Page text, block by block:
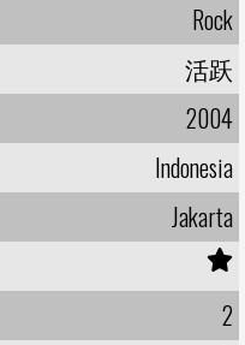
Rock
活跃
2004
Indonesia
Jakarta
2